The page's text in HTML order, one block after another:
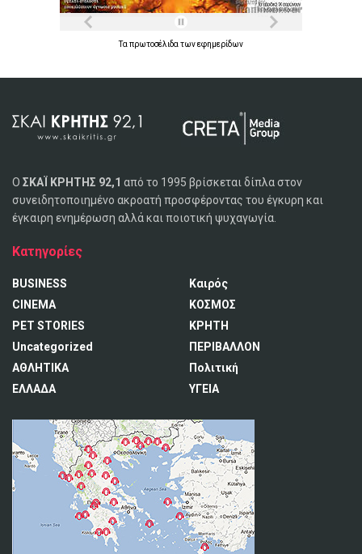
Τα πρωτοσέλιδα τωνεφημερίδων
Ο ΣΚΑΪ ΚΡΗΤΗΣ 92,1 από το 1995 βρίσκεται δίπλα στον
συνειδητοποιημένο ακροατή προσφέροντας του έγκυρη και
έγκαιρη ενημέρωση αλλά και ποιοτική ψυχαγωγία.
Κατηγορίες
BUSINESS
CINEMA
PET STORIES
Uncategorized
ΑΘΛΗΤΙΚΑ
ΕΛΛΑΔΑ
Καιρός
ΚΟΣΜΟΣ
ΚΡΗΤΗ
ΠΕΡΙΒΑΛΛΟΝ
Πολιτική
ΥΓΕΙΑ